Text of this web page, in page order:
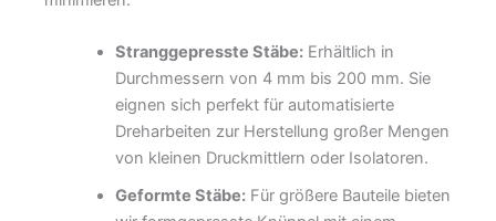
Stranggepresste Stäbe:Erhältlich in
Durchmessern von 4 mm bis 200 mm. Sie
eignen sich perfekt für automatisierte
Dreharbeiten zur Herstellung großer Mengen
von kleinen Druckmittlern oder Isolatoren.
Geformte Stäbe:Für größere Bauteile bieten